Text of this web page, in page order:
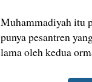
Muhammadiyah itu
punya pesantren
lama oleh kedua